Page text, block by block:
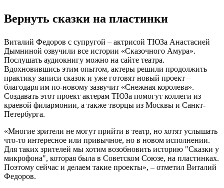
Вернуть сказки на пластинки
Виталий Федоров с супругой – актрисой ТЮЗа Анастасией
Дымниной озвучили все истории «Сказочного Амура».
Послушать аудиокнигу можно на сайте театра.
Вдохновившись этим опытом, актеры решили продолжить
практику записи сказок и уже готовят новый проект –
благодаря им по-новому зазвучит «Снежная королева».
Создавать этот проект актерам ТЮЗа помогут коллеги из
краевой филармонии, а также творцы из Москвы и Санкт-
Петербурга.
«Многие зрители не могут прийти в театр, но хотят услышать
что-то интересное или привычное, но в новом исполнении.
Для таких зрителей мы хотим возобновить историю "Сказки у
микрофона", которая была в Советском Союзе, на пластинках.
Поэтому сейчас и делаем такие проекты», – отметил Виталий
Федоров.